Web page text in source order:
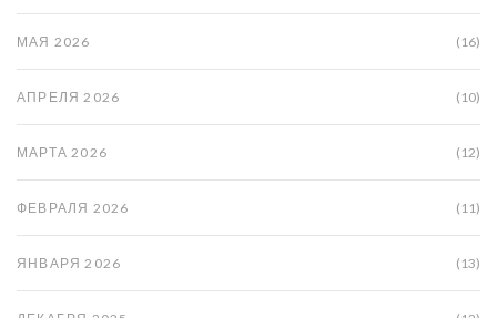
МАЯ 2026 (16)
АПРЕЛЯ 2026 (10)
МАРТА 2026 (12)
ФЕВРАЛЯ 2026 (11)
ЯНВАРЯ 2026 (13)